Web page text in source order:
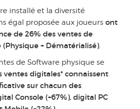
installé et la diversité
égal proposée aux joueurs ont
de 26% des ventes de
(Physique + Dématérialisé).
de Software physique se
ventes digitales* connaissent
sur chacun des
Console (+67%), digital PC